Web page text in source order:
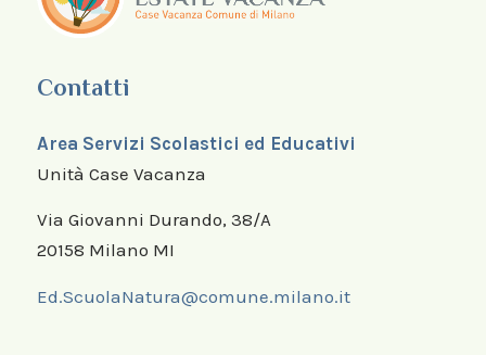
Contatti
Area Servizi Scolastici ed Educativi
Unità Case Vacanza
Via Giovanni Durando, 38/A
20158 Milano MI
Ed.ScuolaNatura@comune.milano.it